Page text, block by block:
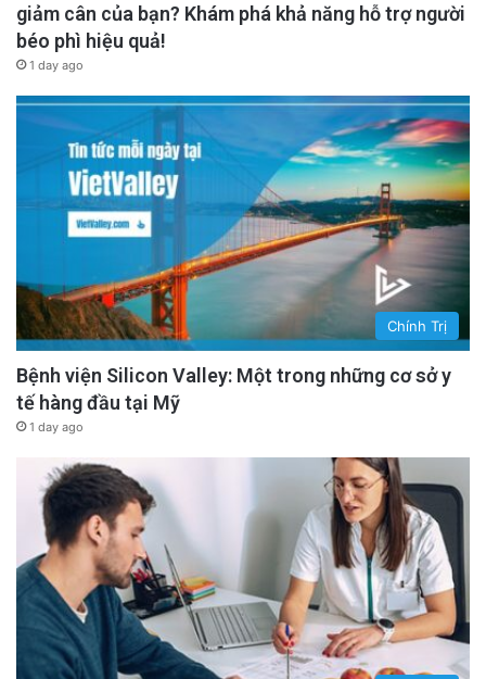
giảm cân của bạn? Khám phá khả năng hỗ trợ người
béo phì hiệu quả!
1 day ago
Chính Trị
Bệnh viện Silicon Valley: Một trong những cơ sở y
tế hàng đầu tại Mỹ
1 day ago